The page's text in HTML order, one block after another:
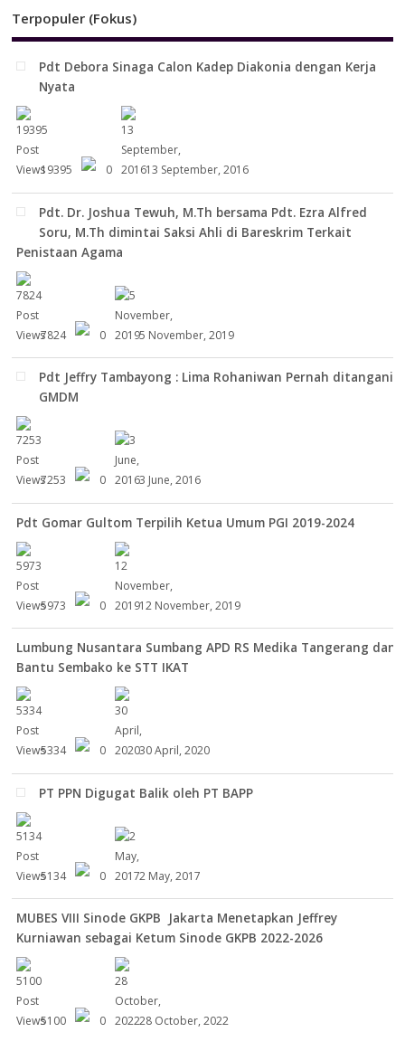
Terpopuler (Fokus)
Pdt Debora Sinaga Calon Kadep Diakonia dengan Kerja
Nyata
19395 0 13 September, 2016
Pdt. Dr. Joshua Tewuh, M.Th bersama Pdt. Ezra Alfred
Soru, M.Th dimintai Saksi Ahli di Bareskrim Terkait
Penistaan Agama
7824 0 5 November, 2019
Pdt Jeffry Tambayong : Lima Rohaniwan Pernah ditangani
GMDM
7253 0 3 June, 2016
Pdt Gomar Gultom Terpilih Ketua Umum PGI 2019-2024
5973 0 12 November, 2019
Lumbung Nusantara Sumbang APD RS Medika Tangerang dan
Bantu Sembako ke STT IKAT
5334 0 30 April, 2020
PT PPN Digugat Balik oleh PT BAPP
5134 0 2 May, 2017
MUBES VIII Sinode GKPB Jakarta Menetapkan Jeffrey
Kurniawan sebagai Ketum Sinode GKPB 2022-2026
5100 0 28 October, 2022